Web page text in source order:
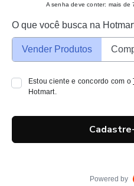
A senha deve conter: mais de
O que você busca na
Vender Produtos
Estou ciente e concordo com o
Hotmart.
Powered by